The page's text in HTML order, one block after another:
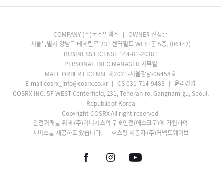
COMPANY (주)코스알엑스
OWNER 전상훈
서울특별시 강남구 테헤란로 231 센터필드 WEST동 5층, (06142)
BUSINESS LICENSE 144-81-20381
PERSONAL INFO.MANAGER 서무열
MALL ORDER LICENSE 제2021-서울강남-06458호
E-mail cosrx_info@cosrx.co.kr
CS 031-714-9488
윤리경영
COSRX INC. 5F WEST Centerfield, 231, Teheran-ro, Gangnam-gu, Seoul,
Republic of Korea
Copyright COSRX All right reserved.
안전거래를 위해 (주)이니시스의 구매안전(에스크로)에 가입하여
서비스를 제공하고 있습니다.
호스팅 제공자 (주)커넥트웨이브